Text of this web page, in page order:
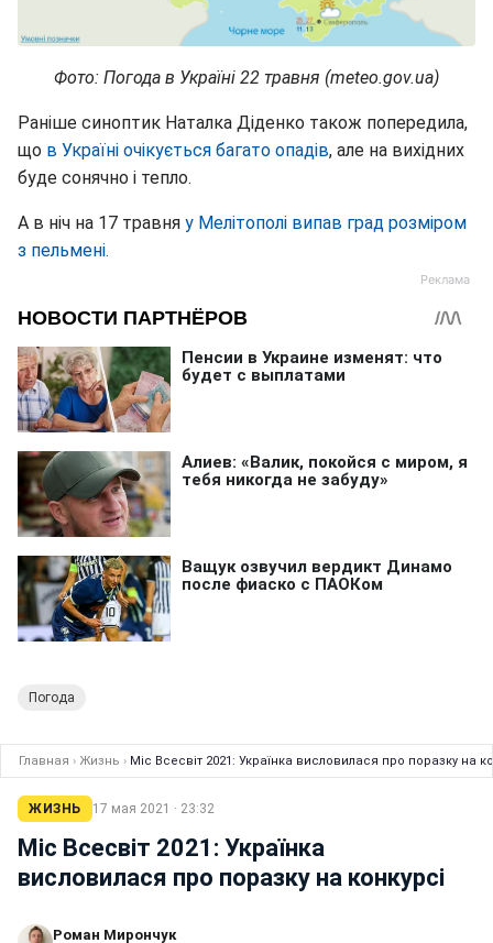
Фото: Погода в Україні 22 травня (meteo.gov.ua)
Раніше синоптик Наталка Діденко також попередила,
що в Україні очікується багато опадів, але на вихідних
буде сонячно і тепло.
А в ніч на 17 травня у Мелітополі випав град розміром
з пельмені.
Погода
Главная › Жизнь › Міс Всесвіт 2021: Українка висловилася про поразку на
ЖИЗНЬ 17 мая 2021 · 23:32
Міс Всесвіт 2021: Українка
висловилася про поразку на конкурсі
Роман Мирончук